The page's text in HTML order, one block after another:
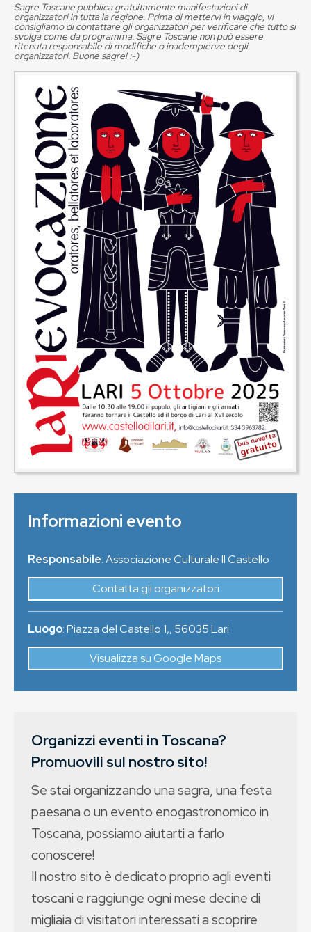
Sagre Toscane pubblica gratuitamente manifestazioni di
organizzatori in tutta la regione. Prima di mettervi in viaggio, vi
consigliamo di contattare gli organizzatori per verificare che tutto si
svolga come da programma. Sagre Toscane non può essere
ritenuta responsabile di modifiche o inadempienze degli
organizzatori. Buone sagre! :-)
Informazioni evento
Responsabile: Associazione Culturale Il Castello
Contatta gli organizzatori
Luogo:Piazza del Castello 1,, 56035Lari
Visualizza su Google Maps
Organizzi eventi in Toscana?
Promuovili sul nostro sito!
Se stai organizzando una sagra, una festa
paesana o un evento enogastronomico in
Toscana, possiamo aiutarti a farlo
conoscere!
Il nostro sito è dedicato proprio agli eventi
toscani e raggiunge ogni mese decine di
migliaia di visitatori interessati a scoprire